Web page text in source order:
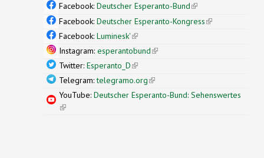
Facebook: Deutscher Esperanto-Bund(link is
external)
Facebook: Deutscher Esperanto-Kongress(link is
Facebook: Luminesk'(link is external)
Instagram: esperantobund(link is external)
Twitter: Esperanto_D(link is external)
Telegram:telegramo.org(link is external)
YouTube: Deutscher Esperanto-Bund: Sehenswertes
(link is external)